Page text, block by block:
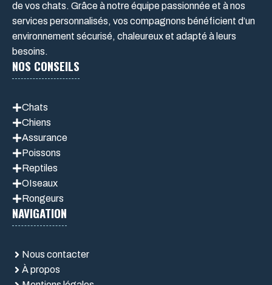
de vos chats. Grâce à notre équipe passionnée et à nos
services personnalisés, vos compagnons bénéficient d’un
environnement sécurisé, chaleureux et adapté à leurs
besoins.
NOS CONSEILS
Chats
Chiens
Assurance
Poissons
Reptiles
OIseaux
Rongeurs
NAVIGATION
Nous contacter
À propos